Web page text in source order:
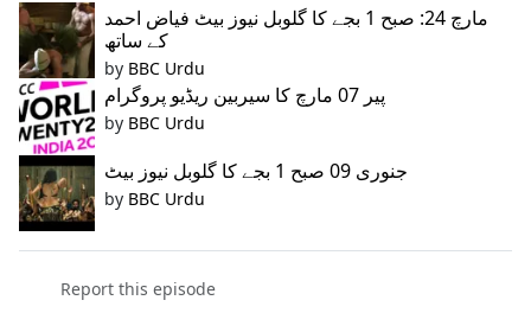
مارچ 24: صبح 1 بجے کا گلوبل نیوز بیٹ فیاض احمد
کے ساتھ
by BBC Urdu
پیر 07 مارچ کا سیربین ریڈیو پروگرام
by BBC Urdu
جنوری 09 صبح 1 بجے کا گلوبل نیوز بیٹ
by BBC Urdu
Report this episode